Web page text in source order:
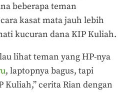
beberapa teman
kasat mata jauh lebih
kucuran dana KIP Kuliah.
lihat teman yang HP-nya
, laptopnya bagus, tapi
Kuliah,” cerita Rian dengan